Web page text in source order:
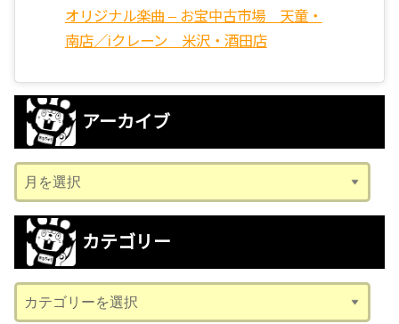
オリジナル楽曲 – お宝中古市場 天童・
南店／iクレーン 米沢・酒田店
アーカイブ
ー
カ
ブ
カテゴリー
テ